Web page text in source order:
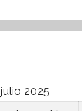
julio 2025